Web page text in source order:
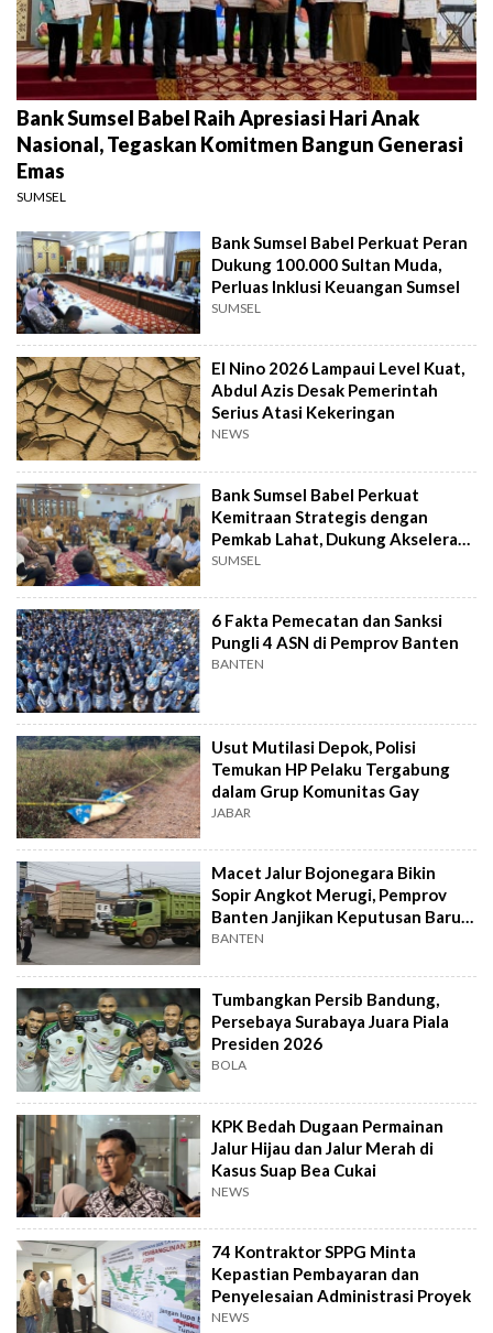
Bank Sumsel Babel Raih Apresiasi Hari Anak
Nasional, Tegaskan Komitmen Bangun Generasi
Emas
SUMSEL
Bank Sumsel Babel Perkuat Peran
Dukung 100.000 Sultan Muda,
Perluas Inklusi Keuangan Sumsel
SUMSEL
El Nino 2026 Lampaui Level Kuat,
Abdul Azis Desak Pemerintah
Serius Atasi Kekeringan
NEWS
Bank Sumsel Babel Perkuat
Kemitraan Strategis dengan
Pemkab Lahat, Dukung Akselerasi
Ekonomi Daerah
SUMSEL
6 Fakta Pemecatan dan Sanksi
Pungli 4 ASN di Pemprov Banten
BANTEN
Usut Mutilasi Depok, Polisi
Temukan HP Pelaku Tergabung
dalam Grup Komunitas Gay
JABAR
Macet Jalur Bojonegara Bikin
Sopir Angkot Merugi, Pemprov
Banten Janjikan Keputusan Baru 4
Hari Lagi
BANTEN
Tumbangkan Persib Bandung,
Persebaya Surabaya Juara Piala
Presiden 2026
BOLA
KPK Bedah Dugaan Permainan
Jalur Hijau dan Jalur Merah di
Kasus Suap Bea Cukai
NEWS
74 Kontraktor SPPG Minta
Kepastian Pembayaran dan
Penyelesaian Administrasi Proyek
NEWS